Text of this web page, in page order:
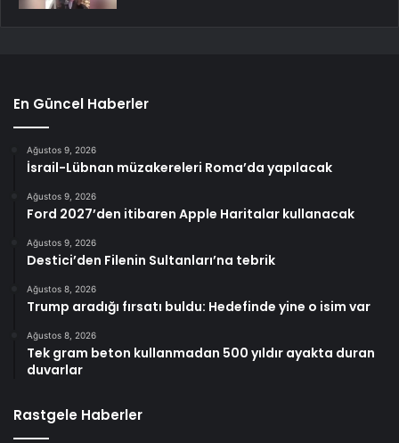
En Güncel Haberler
Ağustos 9, 2026
İsrail-Lübnan müzakereleri Roma’da yapılacak
Ağustos 9, 2026
Ford 2027’den itibaren Apple Haritalar kullanacak
Ağustos 9, 2026
Destici’den Filenin Sultanları’na tebrik
Ağustos 8, 2026
Trump aradığı fırsatı buldu: Hedefinde yine o isim var
Ağustos 8, 2026
Tek gram beton kullanmadan 500 yıldır ayakta duran
duvarlar
Rastgele Haberler